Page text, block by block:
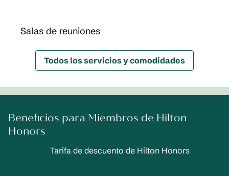
Salas de reuniones
Todos los servicios y comodidades
Beneficios para Miembros de Hilton
Honors
Tarifa de descuento de Hilton Honors